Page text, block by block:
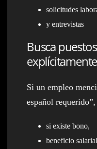
solicitudes
y entrevistas
Busca
explícitamente
Si un empleo
español
si existe bono,
beneficio